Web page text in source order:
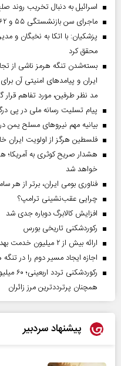
اسرائیل به دنبال تخریب روند
ماجرای سن بازنشستگی ۵۵ و ۶۲ ساله چیست؟
پزشکیان: با اتکا به نخبگان و
محقق کرد
بسته‌شدن تنگه هرمز ناشی از
ایران و پیامد‌های امنیتی آن
مد نظر طرفین، مورد تفاهم قرار
پیام تسلیت رسانه ملی در پی
بیانیه مهم نیروهای مسلح یمن
فلسطین هرگز از اولویت ایران
هشدار صریح کوثری به آمریکا؛
خواهد شد
فناوری بومی ایران، برتر از هر
چرایی عقب‌نشینی ترامپ؟
افزایش کالابرگ دوباره جدی شد
رکوردشکنی تاریخی بورس
ارائه بیش از ۲ میلیون خدمت بهداشتی در اربعین حسینی
اجازه ایجاد مسیر دوم را در
همچنان پرترددترین مرز زائران
پیشنهاد سردبیر